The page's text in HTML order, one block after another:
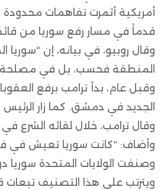
أمريكية أثمرت تفاهمات
قدماً في مسار رفع سوريا من
وقال روبيو، في بيانه، إن
المنطقة فحسب، بل في مصلحة
وقبل عام، بدأ ترامب برفع
الجديد في دمشق. كما زار الرئيس
وقال ترامب، خلال لقائه الشرع
وأضاف: “كانت سوريا تعيش في
وصنفت الولايات المتحدة سوريا دولةً راعيةً للإرهاب عام
ويترتب على هذا التصنيف تبعات